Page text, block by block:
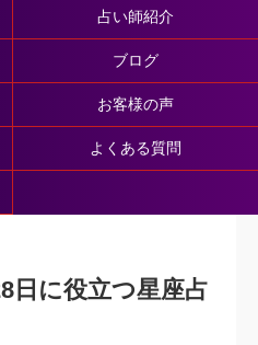
占い師紹介
ブログ
お客様の声
よくある質問
日に役立つ星座占